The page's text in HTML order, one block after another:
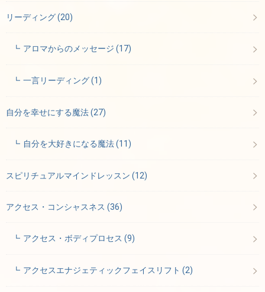
リーディング(20)
アロマからのメッセージ(17)
一言リーディング(1)
自分を幸せにする魔法(27)
自分を大好きになる魔法(11)
スピリチュアルマインドレッスン (12)
アクセス・コンシャスネス (36)
アクセス・ボディプロセス(9)
アクセスエナジェティックフェイスリフト(2)